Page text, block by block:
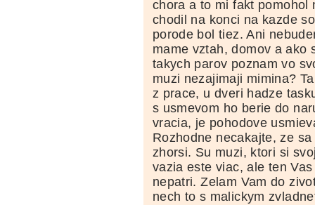
chora a to mi fakt pomohol
chodil na konci na kazde
porode bol tiez. Ani
mame vztah, domov a ako
takych parov poznam vo
muzi nezajimaji mimina?
z prace, u dveri hadze
s usmevom ho berie do
vracia, je pohodove
Rozhodne necakajte, ze
zhorsi. Su muzi, ktori si
vazia este viac, ale ten
nepatri. Zelam Vam do
nech to s malickym